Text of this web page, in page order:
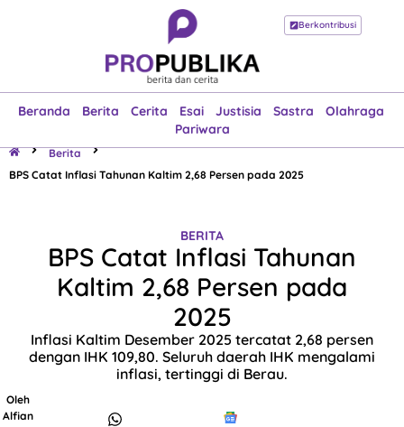
Berkontribusi
Beranda Berita Cerita Esai Justisia Sastra
Olahraga
Pariwara
Beranda
Esai
Justisia
Sastra
Olahraga
Pariwara
Berita
BPS Catat Inflasi Tahunan Kaltim 2,68 Persen pada 2025
BERITA
BPS Catat Inflasi Tahunan
Kaltim 2,68 Persen pada
2025
Inflasi Kaltim Desember 2025 tercatat 2,68 persen
dengan IHK 109,80. Seluruh daerah IHK mengalami
inflasi, tertinggi di Berau.
Oleh
Alfian